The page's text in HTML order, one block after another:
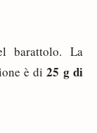
barattolo. La
è di25 g di